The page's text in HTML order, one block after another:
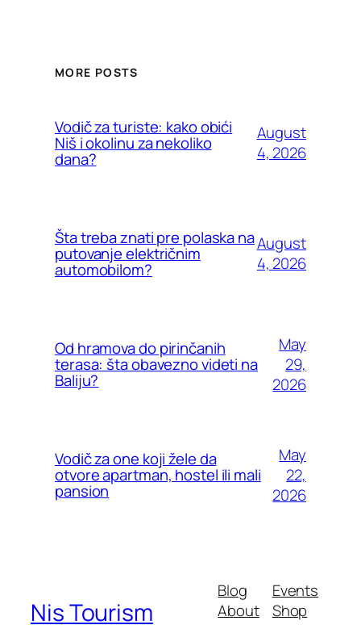
MORE POSTS
Vodič za turiste: kako obići
Niš i okolinu za nekoliko
dana?
August
4, 2026
Šta treba znati pre polaska na
putovanje električnim
automobilom?
August
4, 2026
Od hramova do pirinčanih
terasa: šta obavezno videti na
Baliju?
May
29,
2026
Vodič za one koji žele da
otvore apartman, hostel ili mali
pansion
May
22,
2026
Nis Tourism
Blog
About
Events
Shop